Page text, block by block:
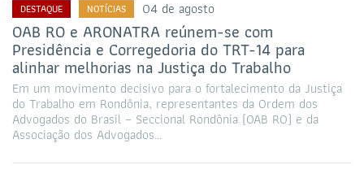
DESTAQUE NOTÍCIAS 04 de agosto
OAB RO e ARONATRA reúnem-se com
Presidência e Corregedoria do TRT-14 para
alinhar melhorias na Justiça do Trabalho
Em um movimento decisivo para o fortalecimento da Justiça
do Trabalho em Rondônia, representantes da Ordem dos
Advogados do Brasil – Seccional Rondônia (OAB RO) e da
Associação dos Advogados…